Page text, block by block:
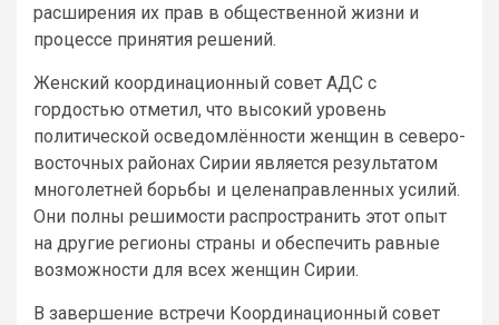
расширения их прав в общественной жизни и
процессе принятия решений.
Женский координационный совет АДС с
гордостью отметил, что высокий уровень
политической осведомлённости женщин в северо-
восточных районах Сирии является результатом
многолетней борьбы и целенаправленных усилий.
Они полны решимости распространить этот опыт
на другие регионы страны и обеспечить равные
возможности для всех женщин Сирии.
В завершение встречи Координационный совет